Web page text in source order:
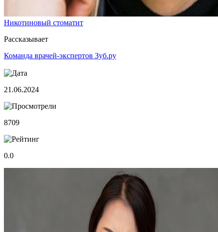
Никотиновый стоматит
Рассказывает
Команда врачей-экспертов Зуб.ру
21.06.2024
8709
0.0